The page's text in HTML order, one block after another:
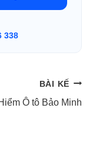
338
BÀI KẾ
Ô tô Bảo Minh